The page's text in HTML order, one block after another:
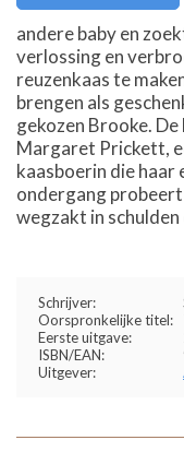
andere baby en
verlossing en
reuzenkaas te
brengen als
gekozen Brooke.
Margaret Prickett,
kaasboerin die haar
ondergang
wegzakt in schulden
Schrijver:
Oorspronkelijke titel:
Eerste uitgave:
ISBN/EAN:
Uitgever: